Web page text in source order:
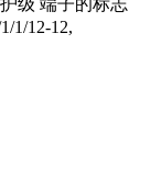
1/12-12,